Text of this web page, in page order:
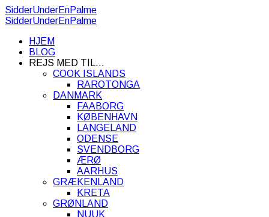
SidderUnderEnPalme
SidderUnderEnPalme
HJEM
BLOG
REJS MED TIL…
COOK ISLANDS
RAROTONGA
DANMARK
FAABORG
KØBENHAVN
LANGELAND
ODENSE
SVENDBORG
ÆRØ
AARHUS
GRÆKENLAND
KRETA
GRØNLAND
NUUK